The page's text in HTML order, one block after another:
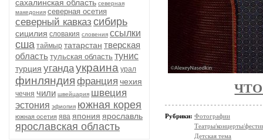
сахалинская область северная
македония северная осетия
северный кавказ сибирь
сицилия словакия словения ссылки
сша таймыр татарстан тверская
область тульская область тунис
турция угандаукраина урал
финляндия франция чехия
чечня чили швейцария швеция
эстония эфиопия южная корея
южная осетия ява япония ярославль
ярославская область
Рубрики: Фотографии
Театры/концерты/
Детская тема